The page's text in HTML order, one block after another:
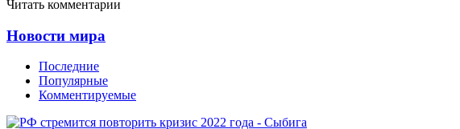
Читать комментарии
Новости мира
Последние
Популярные
Комментируемые